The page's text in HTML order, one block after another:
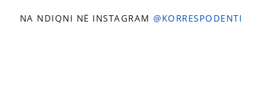
NA NDIQNI NË INSTAGRAM @KORRESPODENTI